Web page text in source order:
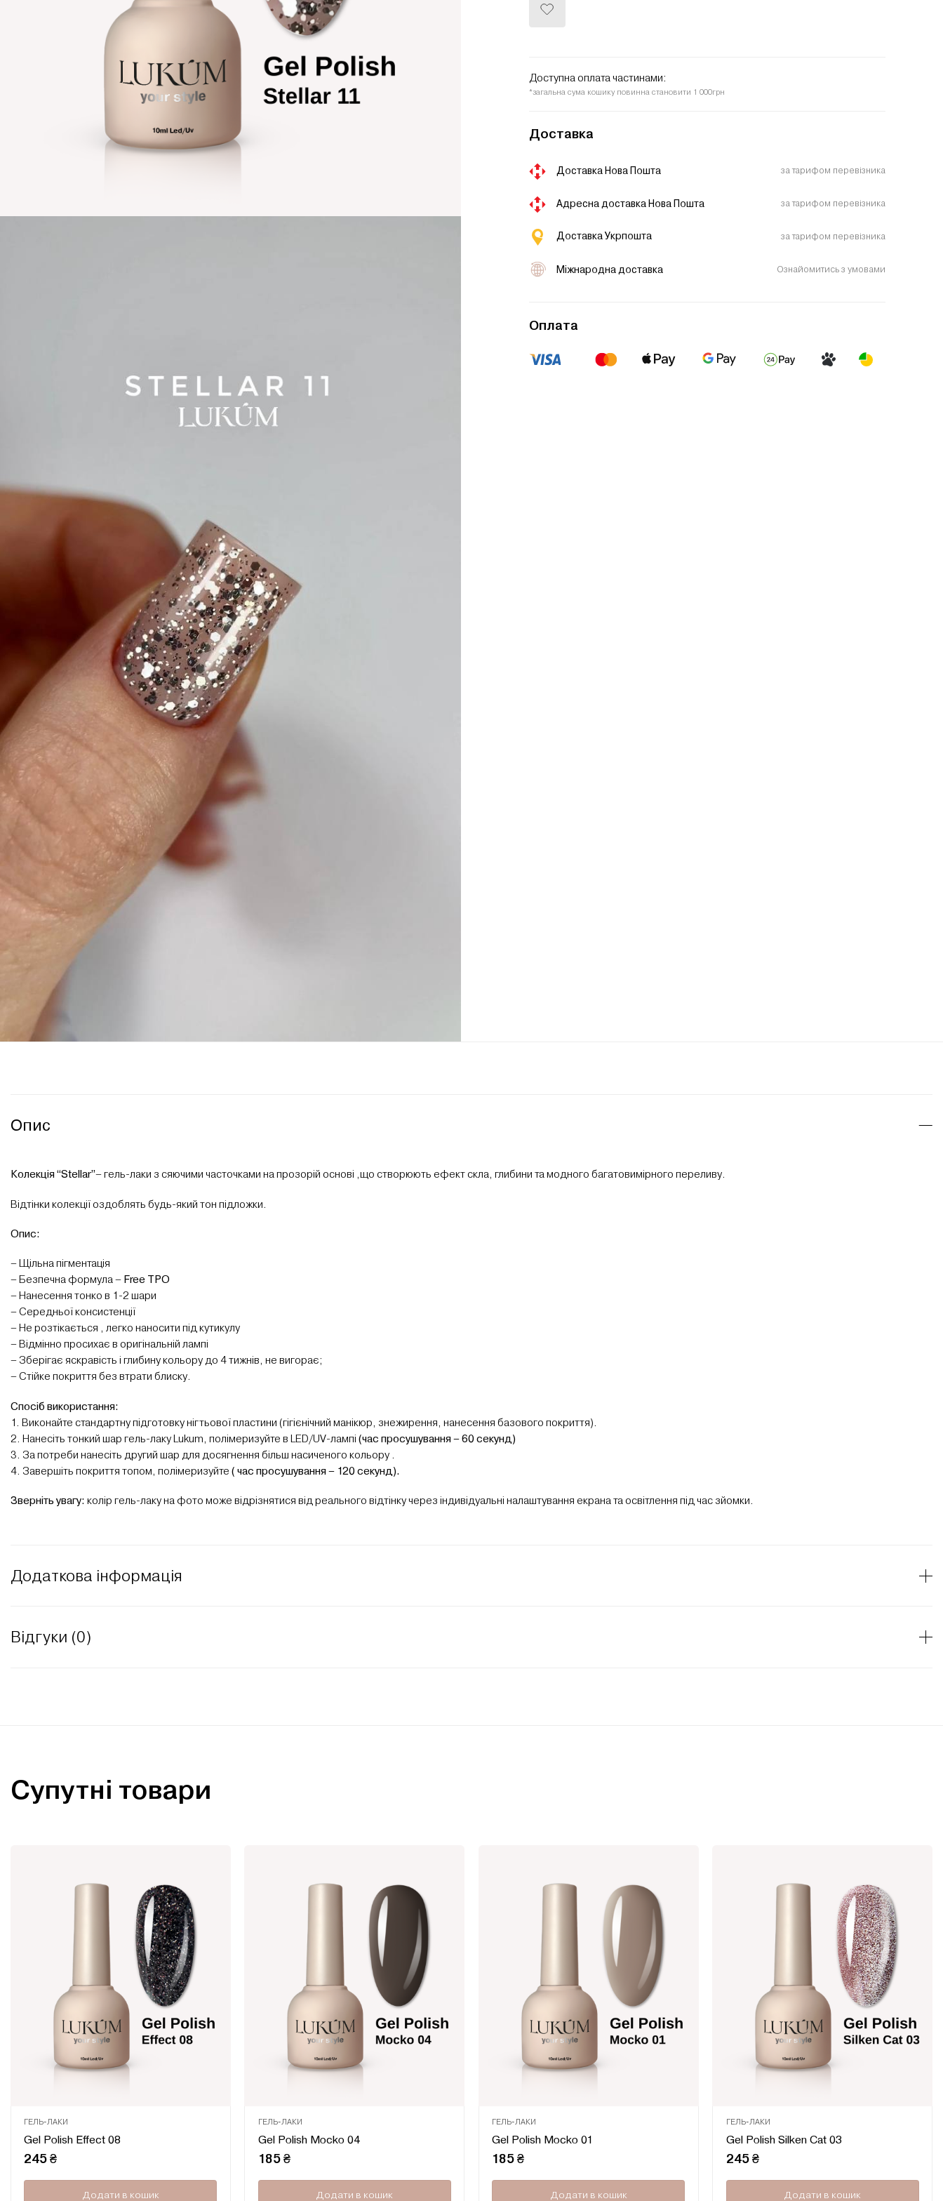
Доступна оплата частинами:
*загальна сума кошику повинна становити 1 000грн
Доставка
Доставка Нова Пошта за тарифом перевізника
Адресна доставка Нова Пошта за тарифом перевізника
Доставка Укрпошта за тарифом перевізника
Міжнародна доставка Ознайомитись з умовами
Оплата
Опис
Колекція “Stellar”– гель-лаки з сяючими часточками на прозорій основі ,що створюють ефект скла, глибини та модного багатовимірного переливу.
Відтінки колекції оздоблять будь-який тон підложки.
Опис:
– Щільна пігментація
– Безпечна формула – Free TPO
– Нанесення тонко в 1-2 шари
– Середньої консистенції
– Не розтікається , легко наносити під кутикулу
– Відмінно просихає в оригінальній лампі
– Зберігає яскравість і глибину кольору до 4 тижнів, не вигорає;
– Стійке покриття без втрати блиску.
Спосіб використання:
1. Виконайте стандартну підготовку нігтьової пластини (гігієнічний манікюр, знежирення, нанесення базового покриття).
2. Нанесіть тонкий шар гель-лаку Lukum, полімеризуйте в LED/UV-лампі (час просушування – 60 секунд)
3. За потреби нанесіть другий шар для досягнення більш насиченого кольору .
4. Завершіть покриття топом, полімеризуйте ( час просушування – 120 секунд).
Зверніть увагу: колір гель-лаку на фото може відрізнятися від реального відтінку через індивідуальні налаштування екрана та освітлення під час зйомки.
Додаткова інформація
Відгуки (0)
Супутні товари
ГЕЛЬ-ЛАКИ
Gel Polish Effect 08
245₴
Додати в кошик
ГЕЛЬ-ЛАКИ
Gel Polish Mocko 04
185 ₴
Додати в кошик
ГЕЛЬ-ЛАКИ
Gel Polish Mocko 01
185₴
Додати в кошик
ГЕЛЬ-ЛАКИ
Gel Polish Silken Cat 03
245 ₴
Додати в кошик